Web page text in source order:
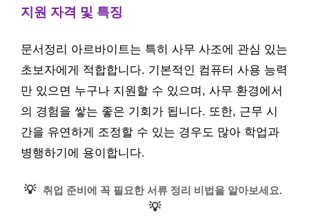
지원 자격 및 특징
문서정리 아르바이트는 특히 사무 사조에 관심 있는
초보자에게 적합합니다. 기본적인 컴퓨터 사용 능력
만 있으면 누구나 지원할 수 있으며, 사무 환경에서
의 경험을 쌓는 좋은 기회가 됩니다. 또한, 근무 시
간을 유연하게 조정할 수 있는 경우도 많아 학업과
병행하기에 용이합니다.
💡 취업 준비에 꼭 필요한 서류 정리 비법을 알아보세요.
💡